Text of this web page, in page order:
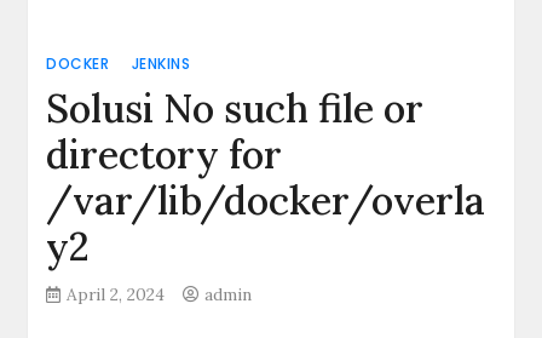
DOCKER JENKINS
Solusi No such file or
directory for
/var/lib/docker/overla
y2
April 2, 2024 admin